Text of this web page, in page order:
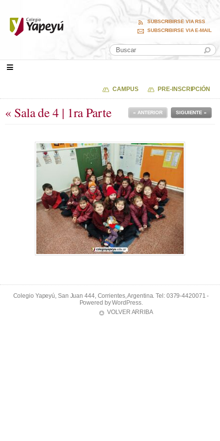
SUBSCRIBIRSE VIA RSS
SUBSCRIBIRSE VIA E-MAIL
CAMPUS PRE-INSCRIPCIÓN
« Sala de 4 | 1ra Parte SIGUIENTE »
« ANTERIOR
Colegio Yapeyú, San Juan 444, Corrientes, Argentina. Tel: 0379-4420071 -
Powered byWordPress.
VOLVER ARRIBA